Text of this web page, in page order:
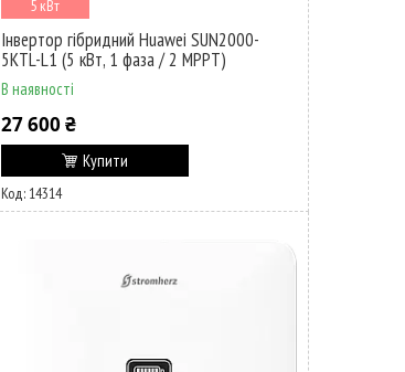
5 кВт
Інвертор гібридний Huawei SUN2000-
5KTL-L1 (5 кВт, 1 фаза / 2 MPPT)
В наявності
27 600 ₴
Купити
14314